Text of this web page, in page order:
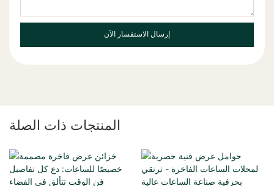
إرسال الاستفسار الآن
المنتجات ذات الصلة